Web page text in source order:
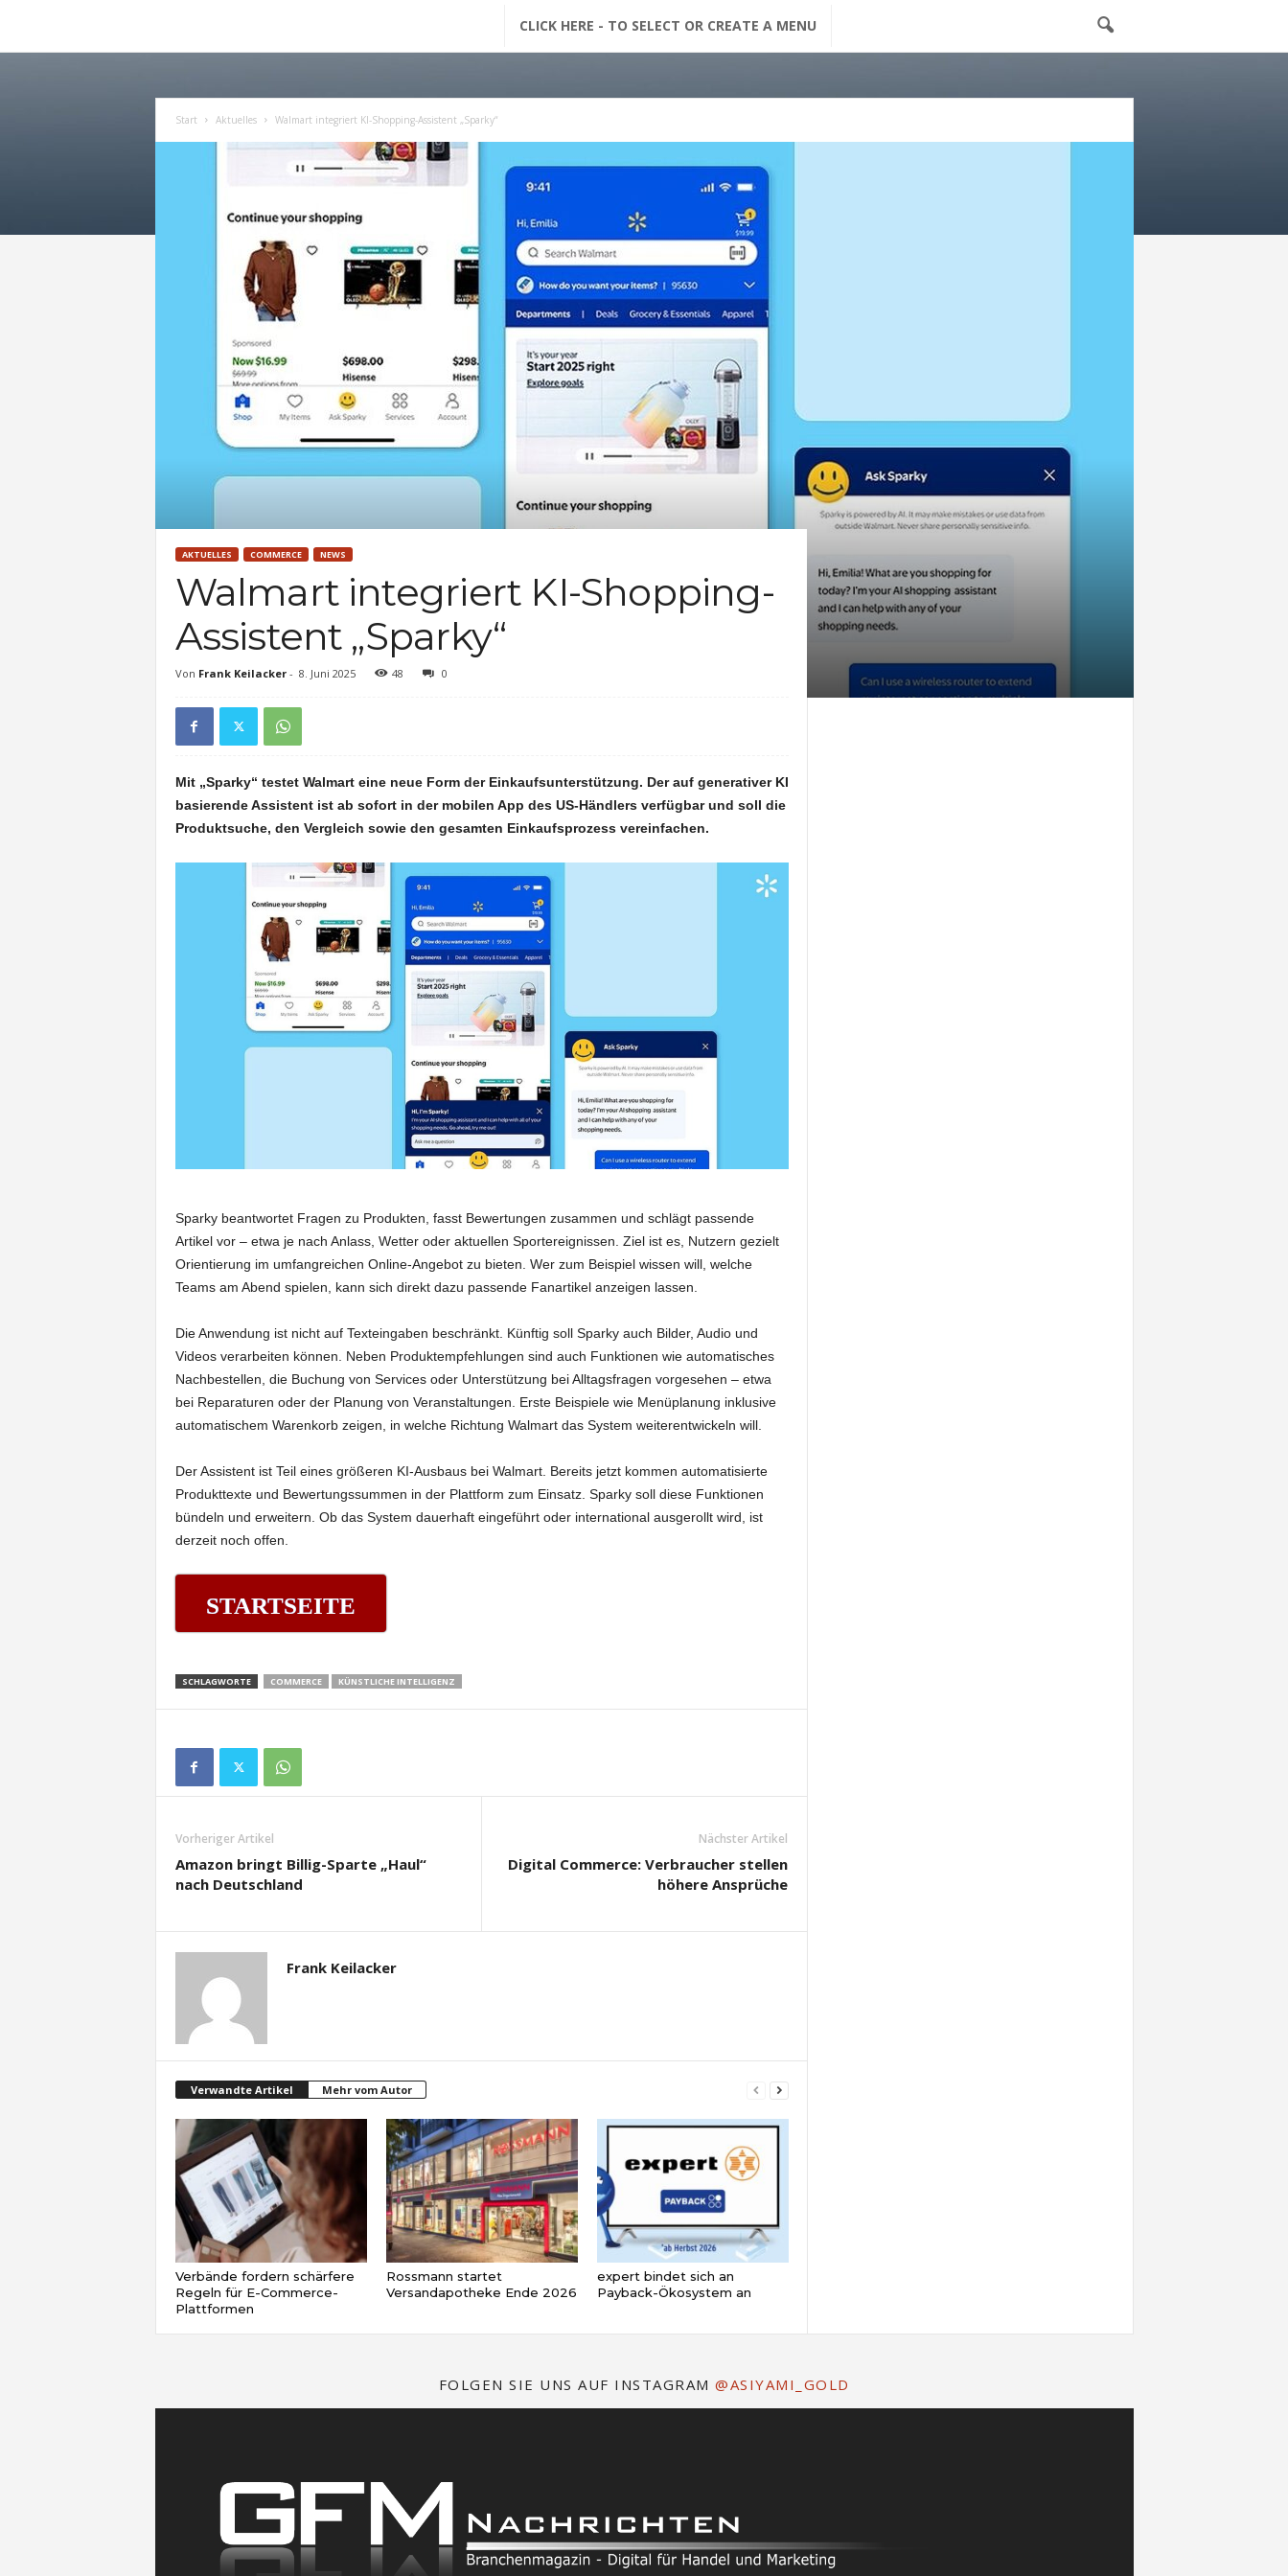
N
CLICK HERE - TO SELECT OR CREATE A MENU
Start Aktuelles Walmart integriert KI-Shopping-Assistent „Sparky“
AKTUELLES COMMERCE NEWS
Walmart integriert KI-Shopping-
Assistent „Sparky“
Von Frank Keilacker- 8. Juni 2025 48 0
Mit „Sparky“ testet Walmart eine neue Form der Einkaufsunterstützung. Der auf generativer KI
basierende Assistent ist ab sofort in der mobilen App des US-Händlers verfügbar und soll die
Produktsuche, den Vergleich sowie den gesamten Einkaufsprozess vereinfachen.
Sparky beantwortet Fragen zu Produkten, fasst Bewertungen zusammen und schlägt passende
Artikel vor – etwa je nach Anlass, Wetter oder aktuellen Sportereignissen. Ziel ist es, Nutzern gezielt
Orientierung im umfangreichen Online-Angebot zu bieten. Wer zum Beispiel wissen will, welche
Teams am Abend spielen, kann sich direkt dazu passende Fanartikel anzeigen lassen.
Die Anwendung ist nicht auf Texteingaben beschränkt. Künftig soll Sparky auch Bilder, Audio und
Videos verarbeiten können. Neben Produktempfehlungen sind auch Funktionen wie automatisches
Nachbestellen, die Buchung von Services oder Unterstützung bei Alltagsfragen vorgesehen – etwa
bei Reparaturen oder der Planung von Veranstaltungen. Erste Beispiele wie Menüplanung inklusive
automatischem Warenkorb zeigen, in welche Richtung Walmart das System weiterentwickeln will.
Der Assistent ist Teil eines größeren KI-Ausbaus bei Walmart. Bereits jetzt kommen automatisierte
Produkttexte und Bewertungssummen in der Plattform zum Einsatz. Sparky soll diese Funktionen
bündeln und erweitern. Ob das System dauerhaft eingeführt oder international ausgerollt wird, ist
derzeit noch offen.
STARTSEITE
SCHLAGWORTE COMMERCE KÜNSTLICHE INTELLIGENZ
Vorheriger Artikel
Amazon bringt Billig-Sparte „Haul“
nach Deutschland
Nächster Artikel
Digital Commerce: Verbraucher stellen
höhere Ansprüche
Frank Keilacker
Verwandte Artikel Mehr vom Autor
Verbände fordern schärfere
Regeln für E-Commerce-
Plattformen
Rossmann startet
Versandapotheke Ende 2026
expert bindet sich an
Payback-Ökosystem an
FOLGEN SIE UNS AUF INSTAGRAM @ASIYAMI_GOLD